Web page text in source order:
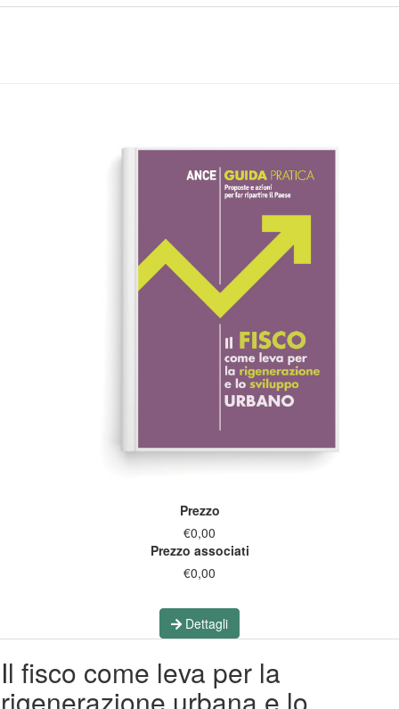
Prezzo
€0,00
Prezzo associati
€0,00
Dettagli
Il fisco come leva per la
rigenerazione urbana e lo